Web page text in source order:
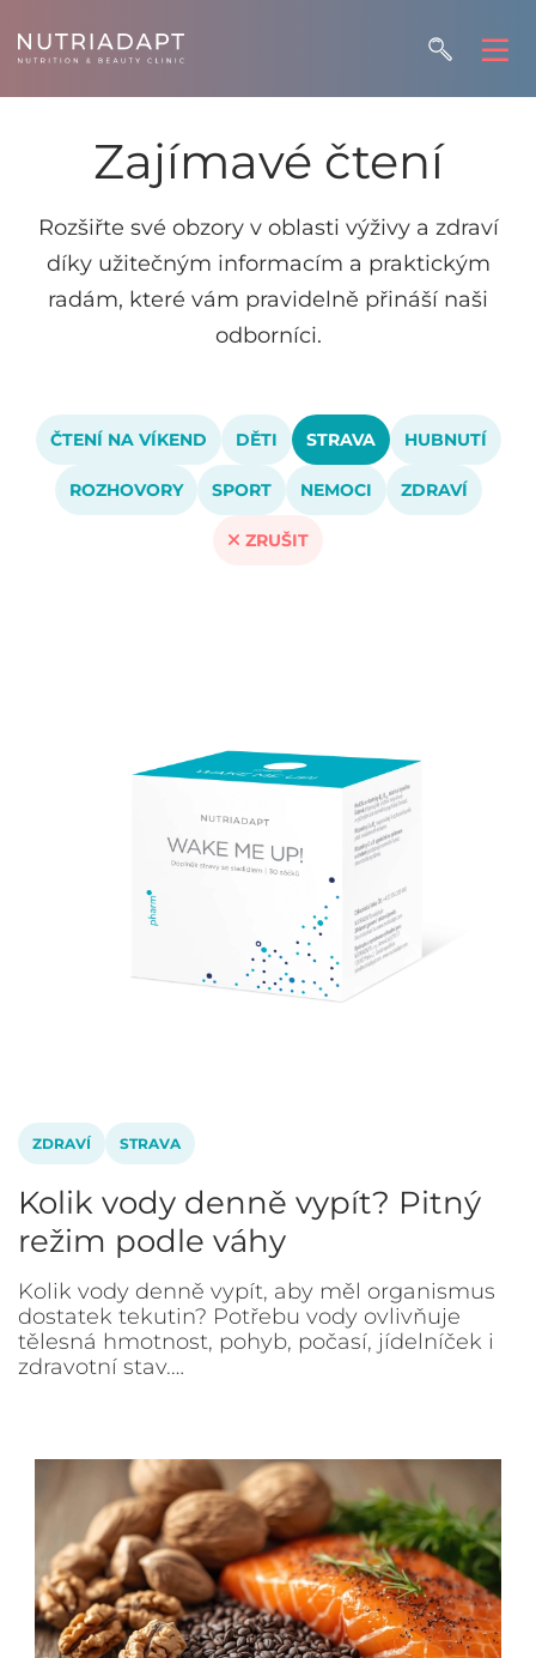
Zajímavé čtení
Rozšiřte své obzory v oblasti výživy a zdraví
díky užitečným informacím a praktickým
radám, které vám pravidelně přináší naši
odborníci.
ČTENÍ NA VÍKEND DĚTI STRAVA HUBNUTÍ
ROZHOVORY SPORT NEMOCI ZDRAVÍ
ZRUŠIT
ZDRAVÍ STRAVA
Kolik vody denně vypít? Pitný
režim podle váhy
Kolik vody denně vypít, aby měl organismus
dostatek tekutin? Potřebu vody ovlivňuje
tělesná hmotnost, pohyb, počasí, jídelníček i
zdravotní stav.…